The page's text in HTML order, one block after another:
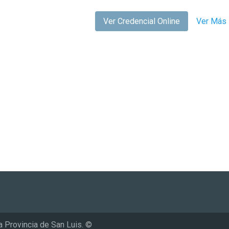
Ver Credencial Online Ver Más
Provincia de San Luis. ©